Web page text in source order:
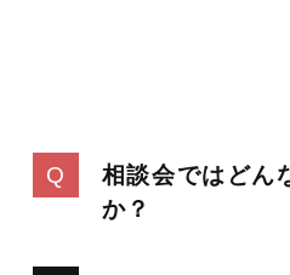
相談会ではどん
か？